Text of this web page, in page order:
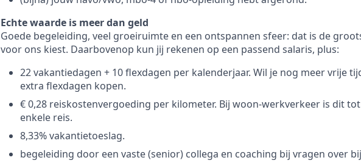
Echte waarde is meer dan geld
Goede begeleiding, veel groeiruimte en een ontspannen sfeer: dat is de
voor ons kiest. Daarbovenop kun jij rekenen op een passend salaris, plus:
22 vakantiedagen + 10 flexdagen per kalenderjaar. Wil je nog meer vrije
extra flexdagen kopen.
€ 0,28 reiskostenvergoeding per kilometer. Bij woon-werkverkeer is dit
enkele reis.
8,33% vakantietoeslag.
begeleiding door een vaste (senior) collega en coaching bij vragen over